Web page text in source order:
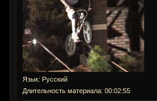
Язык: Русский
Длительность материала: 00:02:55